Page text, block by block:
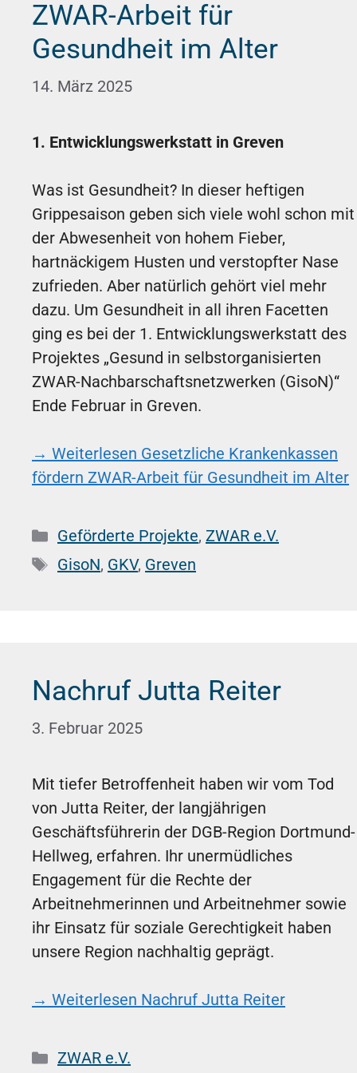
ZWAR-Arbeit für
Gesundheit im Alter
14. März 2025
1. Entwicklungswerkstatt in Greven
Was ist Gesundheit? In dieser heftigen
Grippesaison geben sich viele wohl schon mit
der Abwesenheit von hohem Fieber,
hartnäckigem Husten und verstopfter Nase
zufrieden. Aber natürlich gehört viel mehr
dazu. Um Gesundheit in all ihren Facetten
ging es bei der 1. Entwicklungswerkstatt des
Projektes „Gesund in selbstorganisierten
ZWAR-Nachbarschaftsnetzwerken (GisoN)“
Ende Februar in Greven.
→ Weiterlesen Gesetzliche Krankenkassen
fördern ZWAR-Arbeit für Gesundheit im Alter
Kategorien
Geförderte Projekte, ZWAR e.V.
Schlagwörter
GisoN, GKV, Greven
Nachruf Jutta Reiter
3. Februar 2025
Mit tiefer Betroffenheit haben wir vom Tod
von Jutta Reiter, der langjährigen
Geschäftsführerin der DGB-Region Dortmund-
Hellweg, erfahren. Ihr unermüdliches
Engagement für die Rechte der
Arbeitnehmerinnen und Arbeitnehmer sowie
ihr Einsatz für soziale Gerechtigkeit haben
unsere Region nachhaltig geprägt.
→ Weiterlesen Nachruf Jutta Reiter
Kategorien
ZWAR e.V.